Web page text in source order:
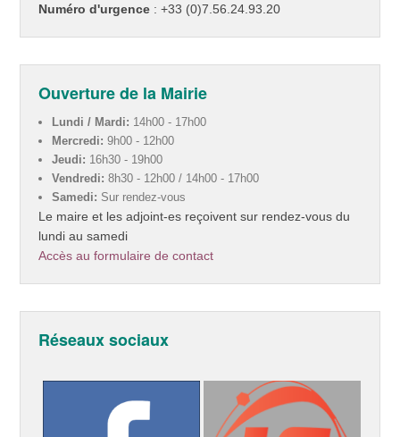
Numéro d'urgence : +33 (0)7.56.24.93.20
Ouverture de la Mairie
Lundi / Mardi: 14h00 - 17h00
Mercredi: 9h00 - 12h00
Jeudi: 16h30 - 19h00
Vendredi: 8h30 - 12h00 / 14h00 - 17h00
Samedi: Sur rendez-vous
Le maire et les adjoint-es reçoivent sur rendez-vous du
lundi au samedi
Accès au formulaire de contact
Réseaux sociaux